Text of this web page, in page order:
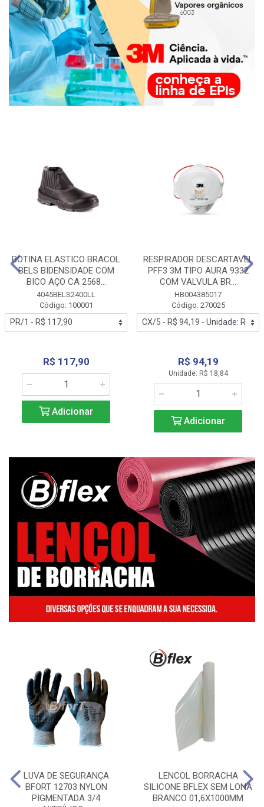
BOTINA ELASTICO BRACOL
BELS BIDENSIDADE COM
BICO AÇO CA 2568...
4045BELS2400LL
Código: 100001
R$ 117,90
Adicionar
RESPIRADOR DESCARTAVEL
PFF3 3M TIPO AURA 9332
COM VALVULA BR...
HB004385017
Código: 270025
R$ 94,19
Unidade: R$ 18,84
Adicionar
LUVA DE SEGURANÇA
BFORT 12703 NYLON
PIGMENTADA 3/4
LENCOL BORRACHA
SILICONE BFLEX SEM LONA
BRANCO 01,6X1000MM